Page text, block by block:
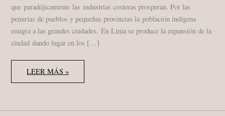
que paradójicamente las industrias costeras prosperan. Por las
penurias de pueblos y pequeñas provincias la población indígena
emigra a las grandes ciudades. En Lima se produce la expansión de la
ciudad dando lugar en los […]
JULIO
RAMÓN
RIBEYRO
LEER MÁS »